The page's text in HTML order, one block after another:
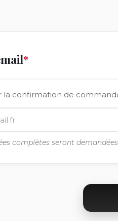
*
la confirmation de
complètes seront